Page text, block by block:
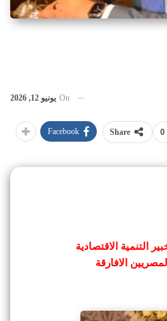
On يونيو 12, 2026
0
Share
Facebook
التنمية الاقتصادية
الافارقة